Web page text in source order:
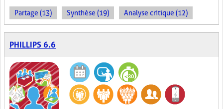
Partage (13) Synthèse (19) Analyse critique (12)
PHILLIPS 6.6